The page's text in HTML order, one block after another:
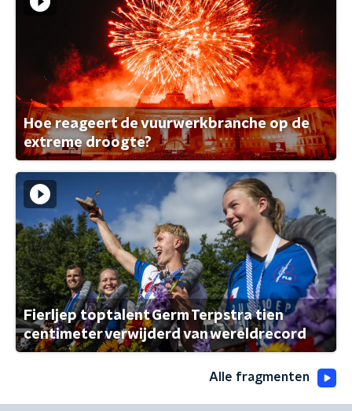
Hoe reageert de vuurwerkbranche op de
extreme droogte?
Fierljep toptalent Germ Terpstra tien
centimeter verwijderd van wereldrecord
Alle fragmenten